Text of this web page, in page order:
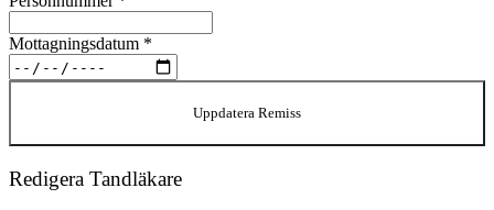
Mottagningsdatum *
Uppdatera Remiss
Redigera Tandläkare